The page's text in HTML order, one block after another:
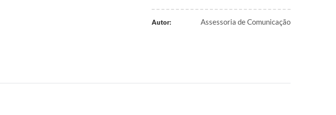
Autor: Assessoria de Comunicação